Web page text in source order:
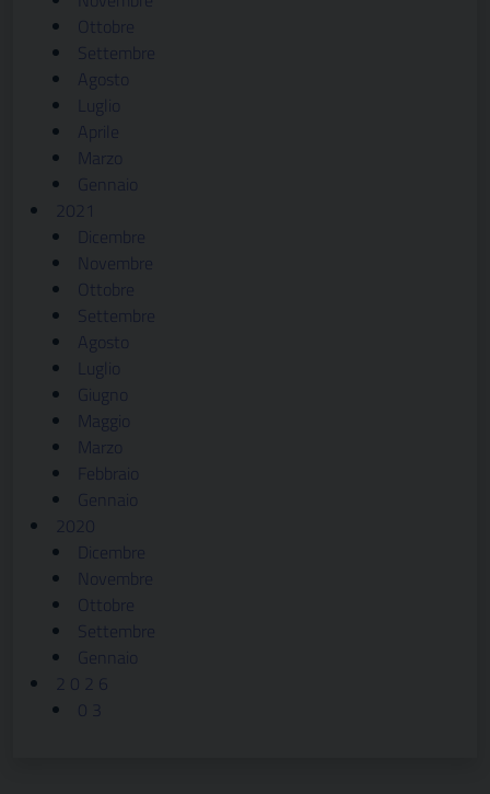
Ottobre
Settembre
Agosto
Luglio
Aprile
Marzo
Gennaio
2021
Dicembre
Novembre
Ottobre
Settembre
Agosto
Luglio
Giugno
Maggio
Marzo
Febbraio
Gennaio
2020
Dicembre
Novembre
Ottobre
Settembre
Gennaio
2 0 2 6
0 3